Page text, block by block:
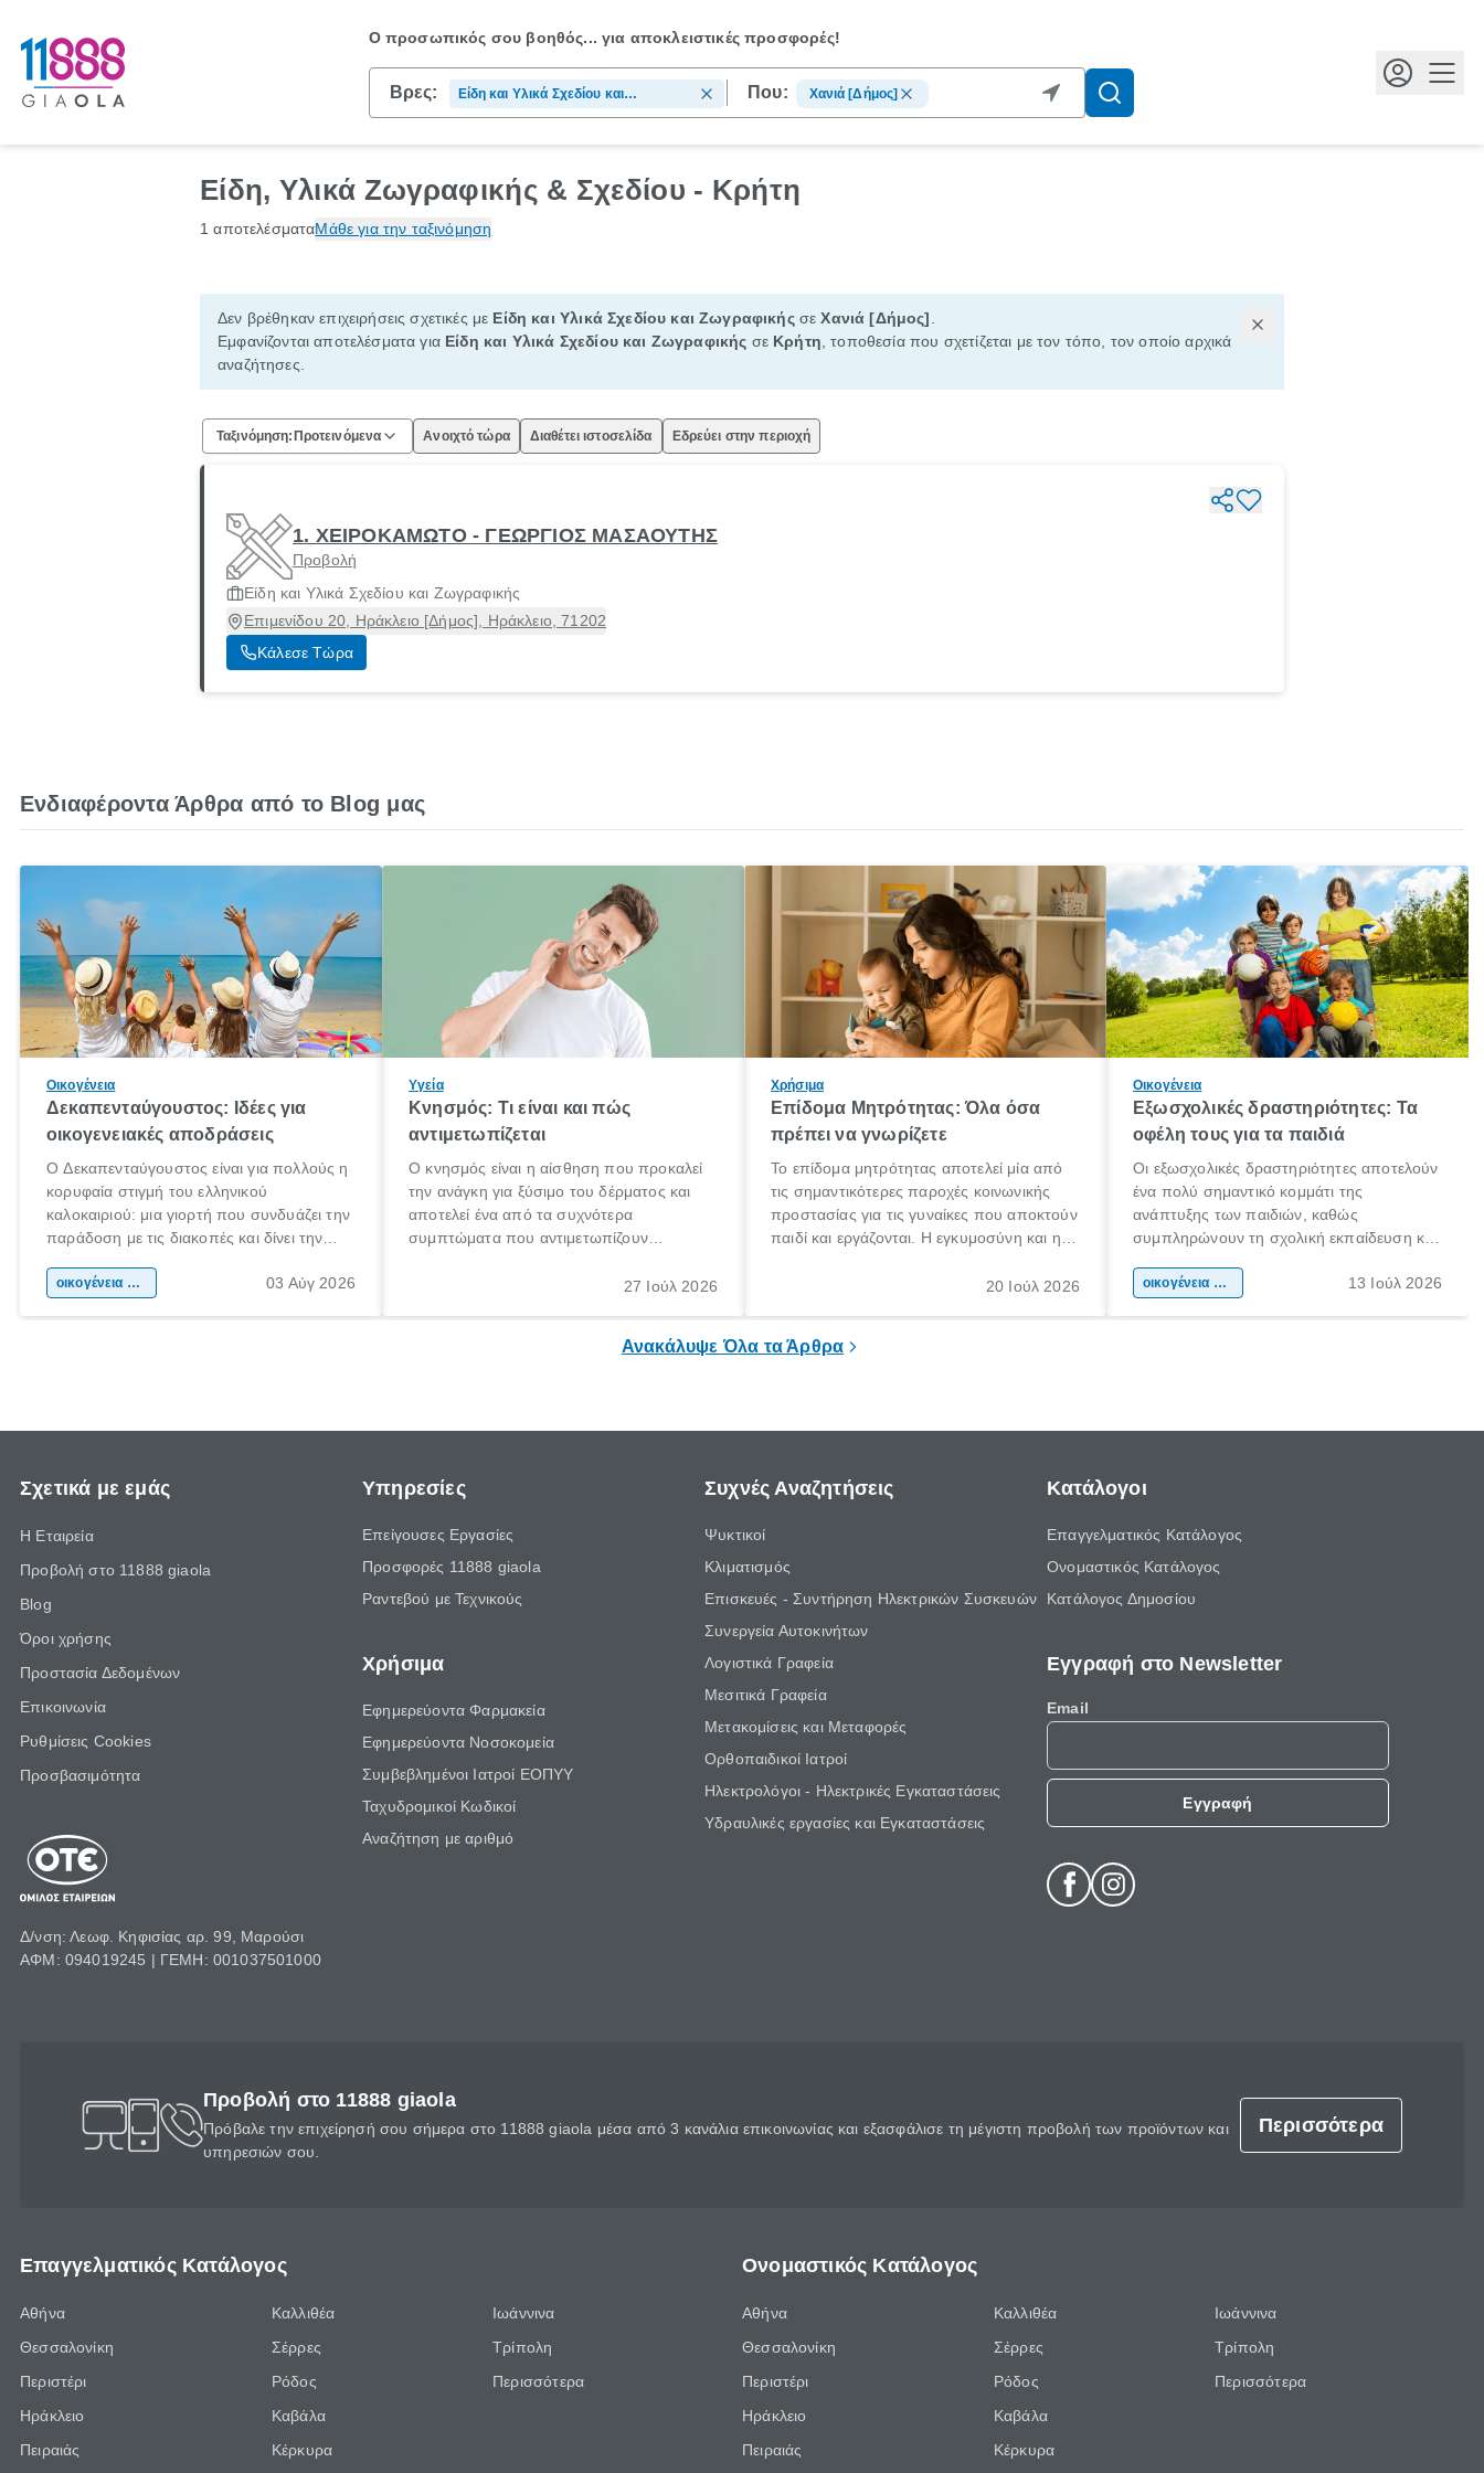
Ο προσωπικός σου βοηθός...για ραντεβού με τεχνικούς!
Βρες:
Είδη και Υλικά Σχεδίου και
Ζωγραφικής
Που: Χανιά [Δήμος]
Είδη, Υλικά Ζωγραφικής & Σχεδίου - Κρήτη
1 αποτελέσματαΜάθε για την ταξινόμηση
Δεν βρέθηκαν επιχειρήσεις σχετικές με Είδη και Υλικά Σχεδίου και ΖωγραφικήςσεΧανιά [Δήμος]
Εμφανίζονται αποτελέσματα για Είδη και Υλικά Σχεδίου και Ζωγραφικής σε Κρήτη , τοποθεσία που σχετίζεται με τον τόπο, τον οποίο αρχικά
αναζήτησες.
Ταξινόμηση: Προτεινόμενα Ανοιχτό τώρα Διαθέτει ιστοσελίδα Εδρεύει στην περιοχή
1. ΧΕΙΡΟΚΑΜΩΤΟ - ΓΕΩΡΓΙΟΣ ΜΑΣΑΟΥΤΗΣ
Προβολή
Είδη και Υλικά Σχεδίου και Ζωγραφικής
Επιμενίδου 20, Ηράκλειο [Δήμος], Ηράκλειο, 71202
Κάλεσε Τώρα
Ενδιαφέροντα Άρθρα από το Blog μας
Οικογένεια
Δεκαπενταύγουστος: Ιδέες για
οικογενειακές αποδράσεις
Ο Δεκαπενταύγουστος είναι για πολλούς η
κορυφαία στιγμή του ελληνικού
καλοκαιριού: μια γιορτή που συνδυάζει την
παράδοση με τις διακοπές και δίνει την
χώρας. Είτε πρόκειται για λίγες μέρες
οικογένεια & παιδί 03 Αύγ 2026
Υγεία
Κνησμός: Τι είναι και πώς
αντιμετωπίζεται
Ο κνησμός είναι η αίσθηση που προκαλεί
την ανάγκη για ξύσιμο του δέρματος και
αποτελεί ένα από τα συχνότερα
συμπτώματα που αντιμετωπίζουν
πληροφορίες για το «κνησμός τι είναι»,
27 Ιούλ 2026
Χρήσιμα
Επίδομα Μητρότητας: Όλα όσα
πρέπει να γνωρίζετε
Το επίδομα μητρότητας αποτελεί μία από
τις σημαντικότερες παροχές κοινωνικής
προστασίας για τις γυναίκες που αποκτούν
παιδί και εργάζονται. Η εγκυμοσύνη και η
σημαντική περίοδος στη ζωή κάθε20 Ιούλ 2026
Οικογένεια
Εξωσχολικές δραστηριότητες: Τα
οφέλη τους για τα παιδιά
Οι εξωσχολικές δραστηριότητες αποτελούν
ένα πολύ σημαντικό κομμάτι της
ανάπτυξης των παιδιών, καθώς
συμπληρώνουν τη σχολική εκπαίδευση και
της προσωπικότητας, της κοινωνικότητας
οικογένεια & παιδί 13 Ιούλ 2026
Ανακάλυψε Όλα τα Άρθρα
Σχετικά με εμάς
Η Εταιρεία
Προβολή στο 11888 giaola
Blog
Όροι χρήσης
Προστασία Δεδομένων
Επικοινωνία
Ρυθμίσεις Cookies
Προσβασιμότητα
Δ/νση: Λεωφ. Κηφισίας αρ. 99, Μαρούσι
ΑΦΜ: 094019245 | ΓΕΜΗ: 001037501000
Υπηρεσίες
Επείγουσες Εργασίες
Προσφορές 11888 giaola
Ραντεβού με Τεχνικούς
Χρήσιμα
Εφημερεύοντα Φαρμακεία
Εφημερεύοντα Νοσοκομεία
Συμβεβλημένοι Ιατροί ΕΟΠΥΥ
Ταχυδρομικοί Κωδικοί
Αναζήτηση με αριθμό
Συχνές Αναζητήσεις
Ψυκτικοί
Κλιματισμός
Επισκευές - Συντήρηση Ηλεκτρικών Συσκευών
Συνεργεία Αυτοκινήτων
Λογιστικά Γραφεία
Μεσιτικά Γραφεία
Μετακομίσεις και Μεταφορές
Ορθοπαιδικοί Ιατροί
Ηλεκτρολόγοι - Ηλεκτρικές Εγκαταστάσεις
Υδραυλικές εργασίες και Εγκαταστάσεις
Κατάλογοι
Επαγγελματικός Κατάλογος
Ονομαστικός Κατάλογος
Κατάλογος Δημοσίου
Εγγραφή στο Newsletter
Email
Εγγραφή
Προβολή στο 11888 giaola
Πρόβαλε την επιχείρησή σου σήμερα στο 11888 giaola μέσα από 3 κανάλια επικοινωνίας και εξασφάλισε τη μέγιστη προβολή των προϊόντων και
υπηρεσιών σου.
Περισσότερα
Επαγγελματικός Κατάλογος
Αθήνα
Θεσσαλονίκη
Περιστέρι
Ηράκλειο
Πειραιάς
Καλλιθέα
Σέρρες
Ρόδος
Καβάλα
Κέρκυρα
Ιωάννινα
Τρίπολη
Περισσότερα
Ονομαστικός Κατάλογος
Αθήνα
Θεσσαλονίκη
Περιστέρι
Ηράκλειο
Πειραιάς
Καλλιθέα
Σέρρες
Ρόδος
Καβάλα
Κέρκυρα
Ιωάννινα
Τρίπολη
Περισσότερα